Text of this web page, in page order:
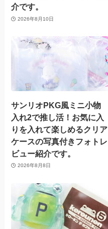
介です。
2026年8月10日
サンリオPKG風ミニ小物
入れ2で推し活！お気に入
りを入れて楽しめるクリア
ケースの写真付きフォトレ
ビュー紹介です。
2026年8月8日